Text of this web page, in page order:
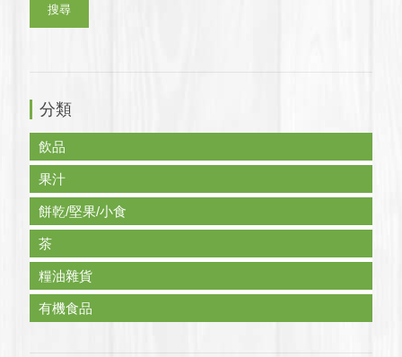
搜尋
分類
飲品
果汁
餅乾/堅果/小食
茶
糧油雜貨
有機食品